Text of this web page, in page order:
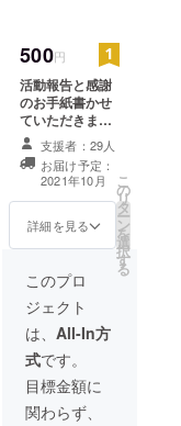
500円
活動報告と感謝
のお手紙書かせ
ていただきま
す。支援者：29人
お届け予定：
2021年10月
詳細を見る
こ
の
リ
タ
ー
ン
を
選
択
す
る
このプロ
ジェクト
は、 All-In方
式です。
目標金額に
関わらず、